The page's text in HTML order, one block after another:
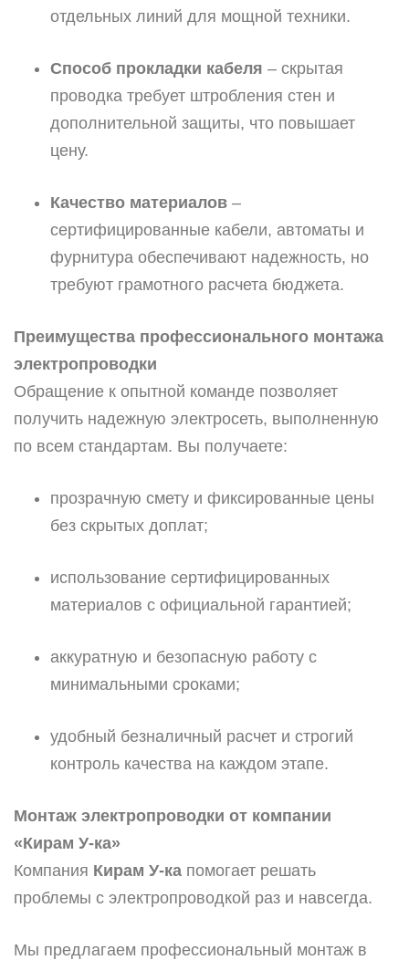
отдельных линий для мощной техники.
Способ прокладки кабеля – скрытая
проводка требует штробления стен и
дополнительной защиты, что повышает
цену.
Качество материалов –
сертифицированные кабели, автоматы и
фурнитура обеспечивают надежность, но
требуют грамотного расчета бюджета.
Преимущества профессионального монтажа
электропроводки
Обращение к опытной команде позволяет
получить надежную электросеть, выполненную
по всем стандартам. Вы получаете:
прозрачную смету и фиксированные цены
без скрытых доплат;
использование сертифицированных
материалов с официальной гарантией;
аккуратную и безопасную работу с
минимальными сроками;
удобный безналичный расчет и строгий
контроль качества на каждом этапе.
Монтаж электропроводки от компании
«Кирам У-ка»
Компания Кирам У-ка помогает решать
проблемы с электропроводкой раз и навсегда.
Мы предлагаем профессиональный монтаж в